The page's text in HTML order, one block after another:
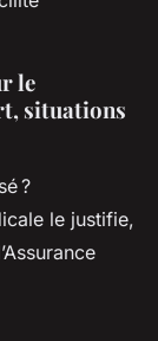
le
situations
?
le justifie,